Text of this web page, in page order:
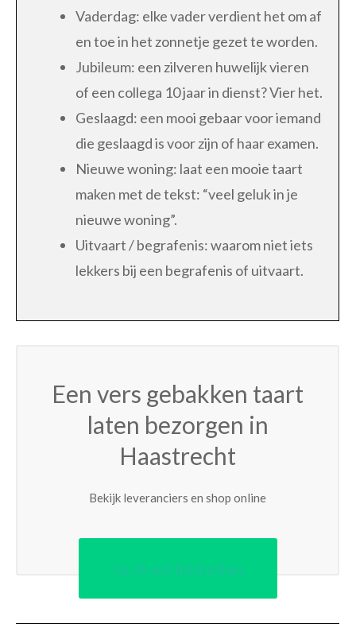
Vaderdag: elke vader verdient het om af
en toe in het zonnetje gezet te worden.
Jubileum: een zilveren huwelijk vieren
of een collega 10 jaar in dienst? Vier het.
Geslaagd: een mooi gebaar voor iemand
die geslaagd is voor zijn of haar examen.
Nieuwe woning: laat een mooie taart
maken met de tekst: “veel geluk in je
nieuwe woning”.
Uitvaart / begrafenis: waarom niet iets
lekkers bij een begrafenis of uitvaart.
Een vers gebakken taart
laten bezorgen in
Haastrecht
Bekijk leveranciers en shop online
Ja, ik wil bestellen